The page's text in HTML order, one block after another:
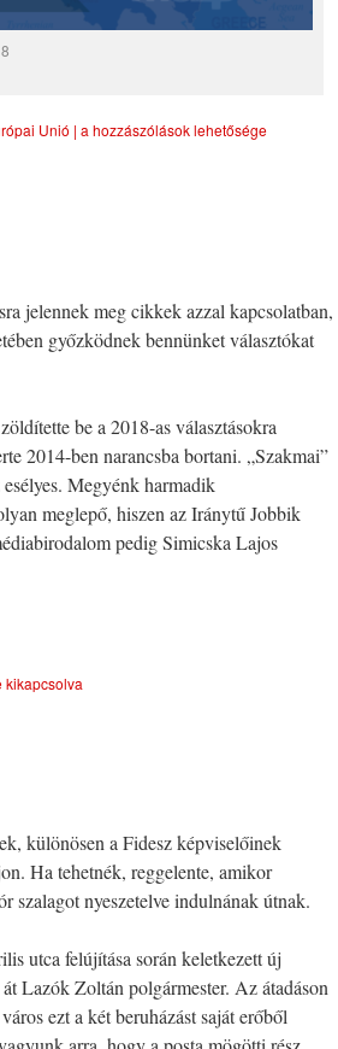
Unió | a hozzászólások lehetősége
jelennek meg cikkek azzal kapcsolatban,
győzködnek bennünket választókat
be a 2018-as választásokra
2014-ben narancsba bortani. „Szakmai”
Megyénk harmadik
meglepő, hiszen az Iránytű Jobbik
pedig Simicska Lajos
kikapcsolva
különösen a Fidesz képviselőinek
Ha tehetnék, reggelente, amikor
szalagot nyeszetelve indulnának útnak.
utca felújítása során keletkezett új
Lazók Zoltán polgármester. Az átadáson
ezt a két beruházást saját erőből